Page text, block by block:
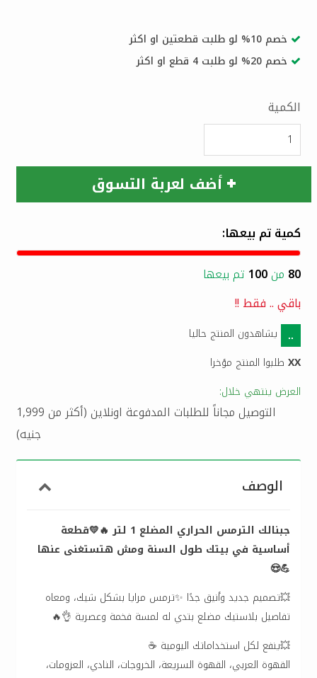
خصم 10% لو طلبت قطعتين او اكثر
خصم 20% لو طلبت 4 قطع او اكثر
الكمية
أضف لعربة التسوق
كمية تم بيعها:
80 من100 تم بيعها
باقي..فقط !!
..
يشاهدون المنتج حاليا
XX طلبوا المنتج مؤخرا
العرض ينتهي خلال:
التوصيل مجاناً للطلبات المدفوعة اونلاين (أكثر من 1,999
جنيه)
الوصف
جبنالك الترمس الحراري المضلع 1 لتر 🔥💛قطعة
أساسية في بيتك طول السنة ومش هتستغنى عنها
💪😍
💥تصميم جديد وأنيق جدًا ✨ترمس مرايا بشكل شيك، ومعاه
تفاصيل بلاستيك مضلع بتدي له لمسة فخمة وعصرية 👌🔥
💥ينفع لكل استخداماتك اليومية ☕️
القهوة العربي، القهوة السريعة، الخروجات، النادي، العزومات،